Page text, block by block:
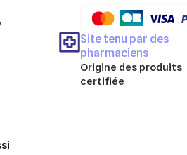
Site tenu par des
pharmaciens
Origine des produits
certifiée